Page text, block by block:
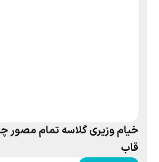
خیام وزیری گلاسه تمام مصور
قاب